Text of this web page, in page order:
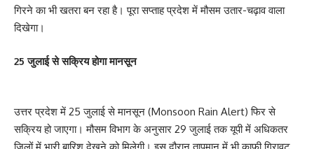
गिरने का भी खतरा बन रहा है। पूरा सप्ताह प्रदेश में मौसम उतार-चढ़ाव वाला
दिखेगा।
25 जुलाई से सक्रिय होगा मानसून
उत्तर प्रदेश में 25 जुलाई से मानसून (Monsoon Rain Alert) फिर से
सक्रिय हो जाएगा। मौसम विभाग के अनुसार 29 जुलाई तक यूपी में अधिकतर